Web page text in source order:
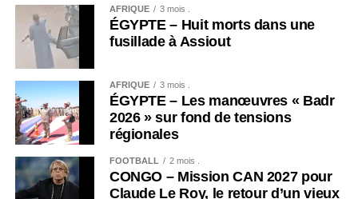
AFRIQUE 3 mois .
ÉGYPTE – Huit morts dans une
fusillade à Assiout
AFRIQUE 3 mois .
ÉGYPTE – Les manœuvres « Badr
2026 » sur fond de tensions
régionales
FOOTBALL 2 mois .
CONGO – Mission CAN 2027 pour
Claude Le Roy, le retour d’un vieux